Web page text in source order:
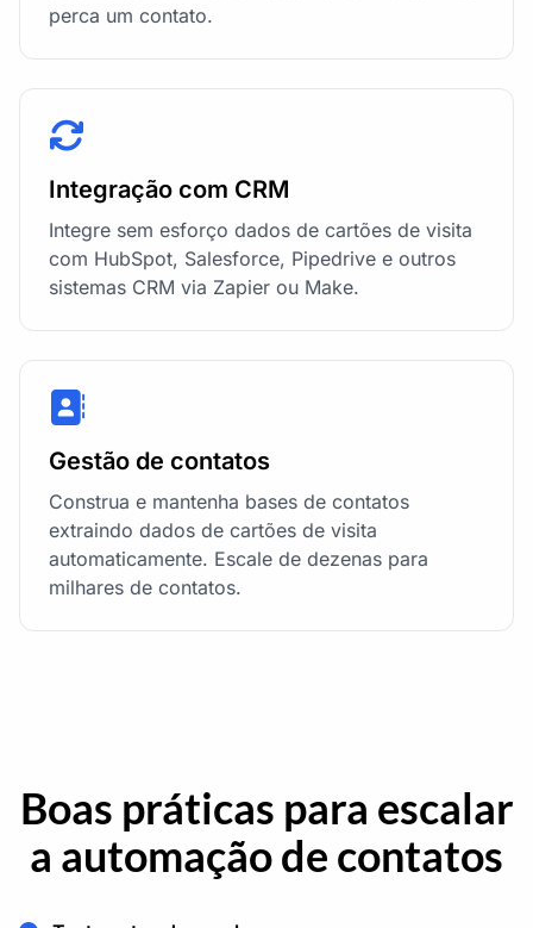
perca um contato.
Integração com CRM
Integre sem esforço dados de cartões de visita
com HubSpot, Salesforce, Pipedrive e outros
sistemas CRM via Zapier ou Make.
Gestão de contatos
Construa e mantenha bases de contatos
extraindo dados de cartões de visita
automaticamente. Escale de dezenas para
milhares de contatos.
Boas práticas para escalar
a automação de contatos